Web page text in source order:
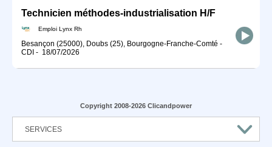
Technicien méthodes-industrialisation H/F
Emploi Lynx Rh
Besançon (25000), Doubs (25), Bourgogne-Franche-Comté -
CDI - 18/07/2026
Copyright 2008-2026 Clicandpower
SERVICES